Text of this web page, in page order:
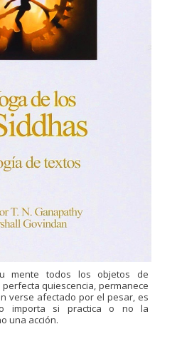
mente todos los objetos de
quiescencia, permanece
verse afectado por el pesar, es
importa si practica o no la
una acción.